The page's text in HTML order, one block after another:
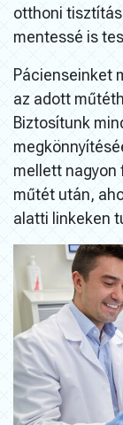
otthoni
mentessé is
Pácienseinket
az adott
Biztosítunk
mellett nagyon
műtét után,
alatti linkeken